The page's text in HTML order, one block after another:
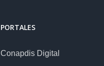
PORTALES
Conapdis Digital